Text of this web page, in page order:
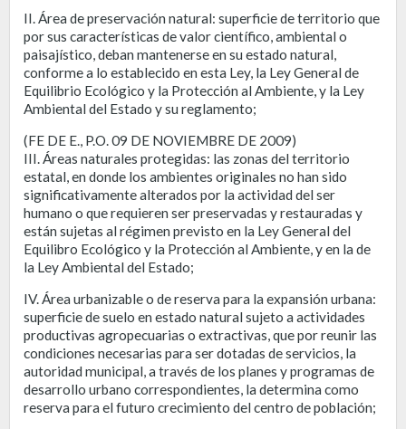
II. Área de preservación natural: superficie de territorio que
por sus características de valor científico, ambiental o
paisajístico, deban mantenerse en su estado natural,
conforme a lo establecido en esta Ley, la Ley General de
Equilibrio Ecológico y la Protección al Ambiente, y la Ley
Ambiental del Estado y su reglamento;
(FE DE E., P.O. 09 DE NOVIEMBRE DE 2009)
III. Áreas naturales protegidas: las zonas del territorio
estatal, en donde los ambientes originales no han sido
significativamente alterados por la actividad del ser
humano o que requieren ser preservadas y restauradas y
están sujetas al régimen previsto en la Ley General del
Equilibro Ecológico y la Protección al Ambiente, y en la de
la Ley Ambiental del Estado;
IV. Área urbanizable o de reserva para la expansión urbana:
superficie de suelo en estado natural sujeto a actividades
productivas agropecuarias o extractivas, que por reunir las
condiciones necesarias para ser dotadas de servicios, la
autoridad municipal, a través de los planes y programas de
desarrollo urbano correspondientes, la determina como
reserva para el futuro crecimiento del centro de población;